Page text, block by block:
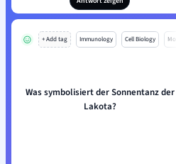
+ Add tag Immunology Cell Biology Mo
Was symbolisiert der Sonnentanz der
Lakota?